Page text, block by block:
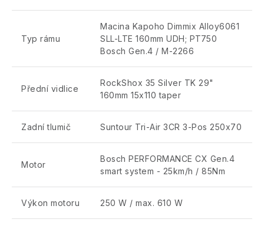
Typ rámu
Macina Kapoho Dimmix Alloy6061
SLL-LTE 160mm UDH; PT750
Bosch Gen.4 / M-2266
Přední vidlice
RockShox 35 Silver TK 29"
160mm 15x110 taper
Zadní tlumič Suntour Tri-Air 3CR 3-Pos 250x70
Motor
Bosch PERFORMANCE CX Gen.4
smart system - 25km/h / 85Nm
Výkon motoru 250 W / max. 610 W